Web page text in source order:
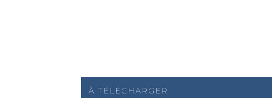
À TÉLÉCHARGER